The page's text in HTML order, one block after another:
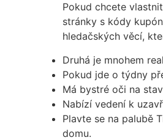
Pokud chcete
stránky s kódy
hledačských věcí,
Druhá je mnohem
Pokud jde o týdny
Má bystré oči na
Nabízí vedení k
Plavte se na palubě
domu.